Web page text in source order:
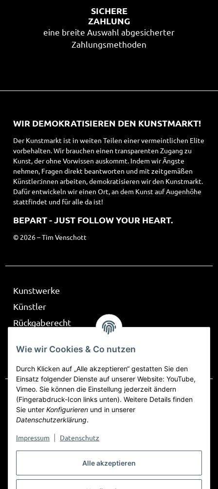
Alle akzeptieren
Wie wir Cookies & Co nutzen
Durch Klicken auf „Alle akzeptieren“ gestatten Sie den
Einsatz folgender Dienste auf unserer Website: YouTube,
Vimeo. Sie können die Einstellung jederzeit ändern
(Fingerabdruck-Icon links unten). Weitere Details finden
Sie unter Konfigurieren und in unserer
Datenschutzerklärung.
Impressum Datenschutz
SICHERE
ZAHLUNG
eine breite Auswahl abgesicherter
Zahlungsmethoden
WIR DEMOKRATISIEREN DEN KUNSTMARKT!
Der Kunstmarkt ist in weiten Teilen einer vermeintlichen Elite
vorbehalten. Wir brauchen einen transparenten Zugang zu
Kunst, der ohne Vorwissen auskommt. Indem wir Ängste
nehmen, Fragen direkt beantworten und mit zeitgemäßen
Künstler:innen arbeiten, demokratisieren wir den Kunstmarkt.
Dafür entwickeln wir einen Ort, an dem Kunst auf Augenhöhe
stattfindet und für alle da ist!
BEPART - JUST FOLLOW YOUR HEART.
© 2026 – Tim Venschott
Kunstwerke
Künstler
Rückgaberecht
Frag mich
Vertrag widerrufen
Widerrufsrecht